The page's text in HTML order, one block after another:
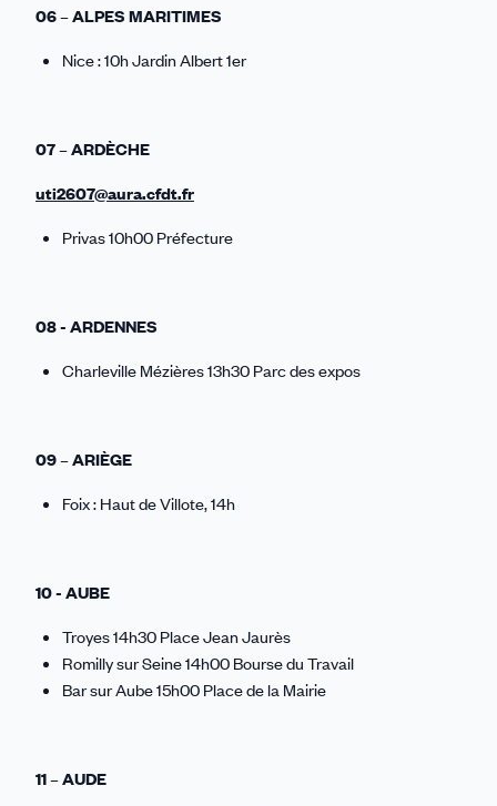
06 – ALPES MARITIMES
Nice : 10h Jardin Albert 1er
07 – ARDÈCHE
uti2607@aura.cfdt.fr
Privas 10h00 Préfecture
08 - ARDENNES
Charleville Mézières 13h30 Parc des expos
09 – ARIÈGE
Foix : Haut de Villote, 14h
10 - AUBE
Troyes 14h30 Place Jean Jaurès
Romilly sur Seine 14h00 Bourse du Travail
Bar sur Aube 15h00 Place de la Mairie
11 – AUDE